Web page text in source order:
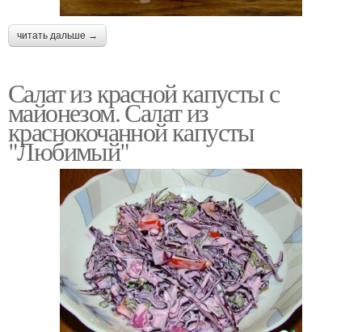
читать дальше →
Салат из красной капусты с
майонезом. Салат из
краснокочанной капусты
"Любимый"